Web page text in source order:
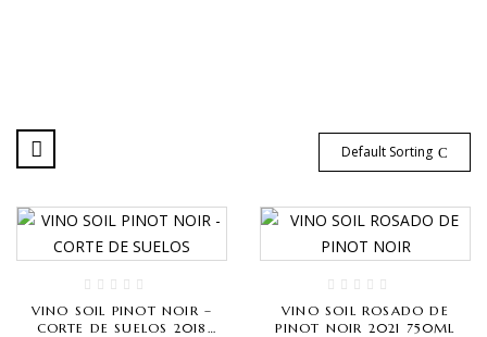
Default Sorting
VINO SOIL PINOT NOIR –
CORTE DE SUELOS 2018
VINO SOIL ROSADO DE
PINOT NOIR 2021 750ML